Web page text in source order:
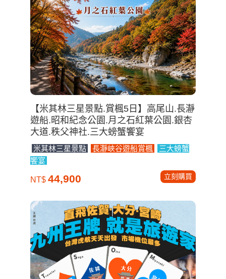
【米其林三星景點.賞楓5日】高尾山.長瀞
遊船.昭和紀念公園.月之石紅葉公園.銀杏
大道.秩父神社.三大螃蟹饗宴
米其林三星景點 長瀞峽谷遊船賞楓
三大螃蟹
饗宴
NT$ 44,900 立刻購買